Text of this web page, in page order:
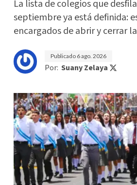
La lista de colegios que
septiembre ya está definida:
encargados de abrir y cerrar
Publicado 6 ago. 2026
Por: Suany Zelaya